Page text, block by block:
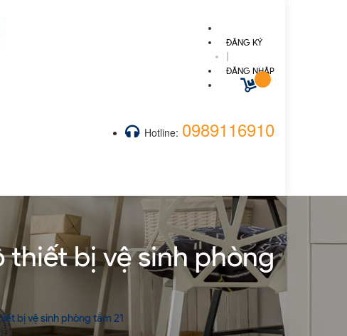
ĐĂNG KÝ
ĐĂNG NHẬP
Hotline: 0989116910
bị vệ sinh phòng
bị vệ sinh phòng tắm 21